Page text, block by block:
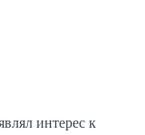
интерес к